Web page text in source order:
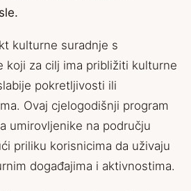
kulturne suradnje s
koji za cilj ima približiti kulturne
pokretljivosti ili
Ovaj cjelogodišnji program
umirovljenike na području
priliku korisnicima da uživaju
događajima i aktivnostima.